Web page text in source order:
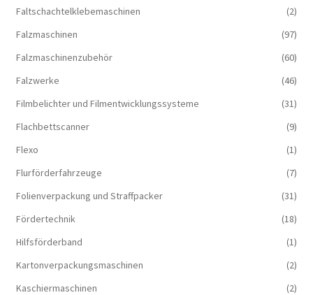
Faltschachtelklebemaschinen
(2)
Falzmaschinen
(97)
Falzmaschinenzubehör
(60)
Falzwerke
(46)
Filmbelichter und Filmentwicklungssysteme
(31)
Flachbettscanner
(9)
Flexo
(1)
Flurförderfahrzeuge
(7)
Folienverpackung und Straffpacker
(31)
Fördertechnik
(18)
Hilfsförderband
(1)
Kartonverpackungsmaschinen
(2)
Kaschiermaschinen
(2)